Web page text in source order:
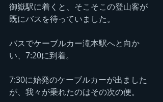
御嶽駅に着くと、そこそこの登山客が
既にバスを待っていました。
バスでケーブルカー滝本駅へと向か
い、7:20に到着。
7:30に始発のケーブルカーが出ました
が、我々が乗れたのはその次の便。